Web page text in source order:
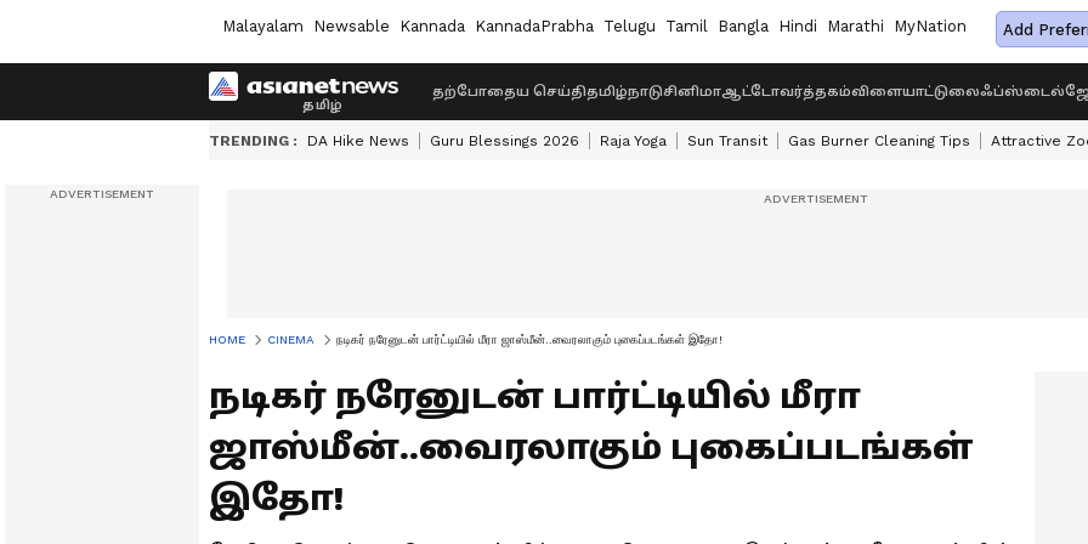
Malayalam Newsable Kannada KannadaPrabha Telugu Tamil Bangla Hindi Marathi MyNation Add
தற்போதைய செய்திதமிழ்நாடுசினிமாஆட்டோவர்த்தகம்விளையாட்டுலைஃப்ஸ்டைல்
TRENDING : DA Hike News Guru Blessings 2026 Raja Yoga Sun Transit Gas Burner Cleaning Tips Attractive
HOME CINEMA நடிகர் நரேனுடன் பார்ட்டியில் மீரா ஜாஸ்மீன்..வைரலாகும் புகைப்படங்கள் இதோ!
நடிகர் நரேனுடன் பார்ட்டியில் மீரா
ஜாஸ்மீன்..வைரலாகும் புகைப்படங்கள்
இதோ!